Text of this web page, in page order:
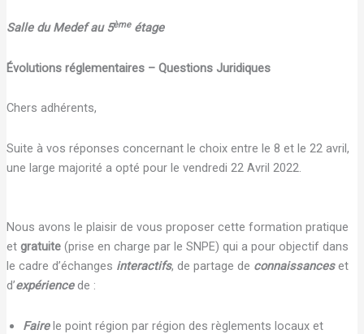
Salle du Medef au 5èmeétage
Évolutions réglementaires – Questions Juridiques
Chers adhérents,
Suite à vos réponses concernant le choix entre le 8 et le 22 avril,
une large majorité a opté pour le vendredi 22 Avril 2022.
Nous avons le plaisir de vous proposer cette formation pratique
etgratuite (prise en charge par le SNPE) qui a pour objectif dans
le cadre d’échanges interactifs, de partage de connaissanceset
d’expériencede :
Fairele point région par région des règlements locaux et